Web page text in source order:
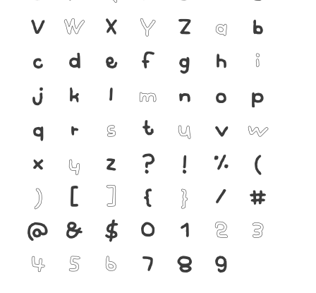
V
W X Y Z a
b
c
d e f g h
i
j
k l m n o
p
q
r s t u v
w
x
y z ? ! %
(
)
[ ] { } /
#
@
& $ 0 1 2
3
4
5 6 7 8 9